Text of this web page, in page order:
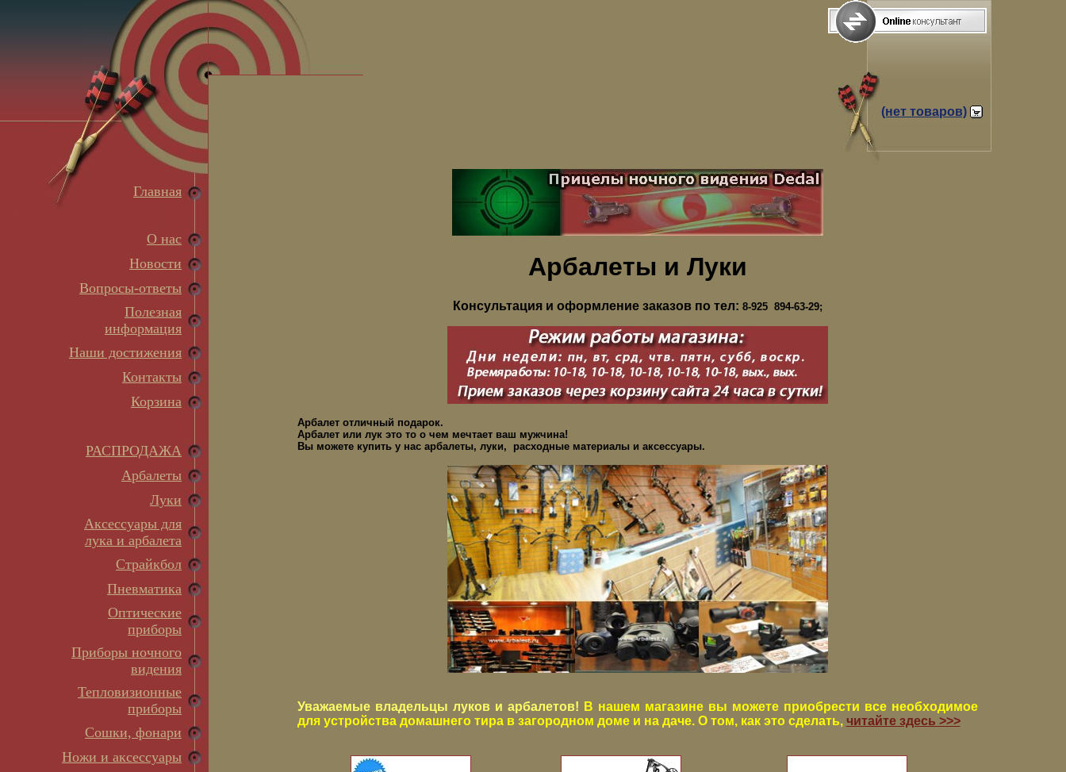
Главная
О нас
Новости
Вопросы-ответы
Полезная
информация
Наши достижения
Контакты
Корзина
РАСПРОДАЖА
Арбалеты
Луки
Аксессуары для
лука и арбалета
Страйкбол
Пневматика
Оптические
приборы
Приборы ночного
видения
Тепловизионные
приборы
Сошки, фонари
Ножи и аксессуары
(нет товаров)
Арбалеты и Луки
Консультация и оформление заказов по тел: 8-925 894-63-29;
Арбалет отличный подарок.
Арбалет или лук это то о чем мечтает ваш мужчина!
Вы можете купить у нас арбалеты, луки, расходные материалы и аксессуары.
Уважаемые владельцы луков и арбалетов! В нашем магазине вы можете приобрести все необходимое
для устройства домашнего тира в загородном доме и на даче. О том, как это сделать, читайте здесь >>>